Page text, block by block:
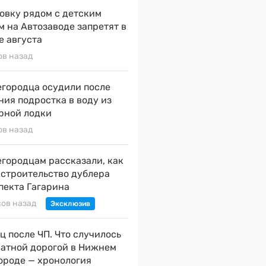
рядом с детским
на Автозаводе запретят в
августа
назад
осудили после
подростка в воду из
лодки
назад
рассказали, как
дублера
Гагарина
назад
после ЧП. Что случилось
дорогой в Нижнем
— хронология